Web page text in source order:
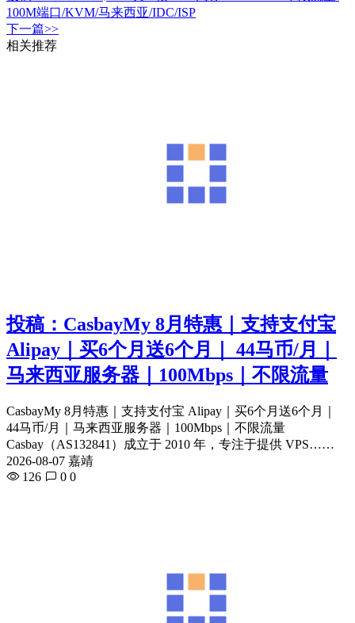
100M端口/KVM/马来西亚/IDC/ISP
下一篇>>
相关推荐
投稿：CasbayMy 8月特惠｜支持支付宝
Alipay｜买6个月送6个月｜ 44马币/月｜
马来西亚服务器｜100Mbps｜不限流量
CasbayMy 8月特惠｜支持支付宝 Alipay｜买6个月送6个月｜
44马币/月｜马来西亚服务器｜100Mbps｜不限流量
Casbay（AS132841）成立于 2010 年，专注于提供 VPS……
2026-08-07 嘉靖
126
0 0